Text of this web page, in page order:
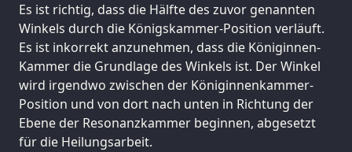
Es ist richtig, dass die Hälfte des zuvor genannten
Winkels durch die Königskammer-Position verläuft.
Es ist inkorrekt anzunehmen, dass die Königinnen-
Kammer die Grundlage des Winkels ist. Der Winkel
wird irgendwo zwischen der Königinnenkammer-
Position und von dort nach unten in Richtung der
Ebene der Resonanzkammer beginnen, abgesetzt
für die Heilungsarbeit.